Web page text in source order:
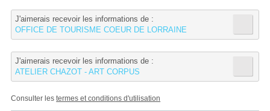
J'aimerais recevoir les informations de :
OFFICE DE TOURISME COEUR DE LORRAINE
J'aimerais recevoir les informations de :
ATELIER CHAZOT - ART CORPUS
Consulter lestermes et conditions d'utilisation